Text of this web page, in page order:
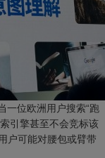
一位欧洲用户搜索“跑
引擎甚至不会竞标该
户可能对腰包或臂带